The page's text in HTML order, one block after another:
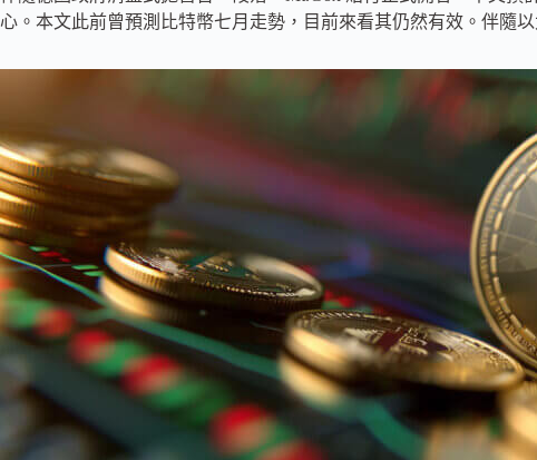
心。本文此前曾預測比特幣七月走勢，目前來看其仍然有效。伴隨